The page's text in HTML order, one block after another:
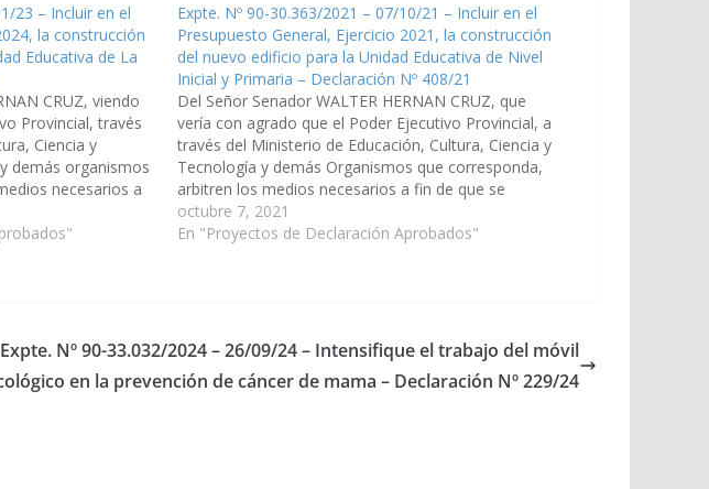
23 – Incluir en el
la construcción
Educativa de La
CRUZ, viendo
Provincial, través
Ciencia y
demás organismos
necesarios a
Obras Públicas
Expte. Nº 90-30.363/2021 – 07/10/21 – Incluir en el
Presupuesto General, Ejercicio 2021, la construcción
del nuevo edificio para la Unidad Educativa de Nivel
Inicial y Primaria – Declaración Nº 408/21
Del Señor Senador WALTER HERNAN CRUZ, que
vería con agrado que el Poder Ejecutivo Provincial, a
través del Ministerio de Educación, Cultura, Ciencia y
Tecnología y demás Organismos que corresponda,
arbitren los medios necesarios a fin de que se
incorpore en el Plan de Obras Públicas Presupuesto
General de la…
octubre 7, 2021
En "Proyectos de Declaración Aprobados"
Expte. Nº 90-33.032/2024 – 26/09/24 – Intensifique el trabajo del móvil
en la prevención de cáncer de mama – Declaración Nº 229/24